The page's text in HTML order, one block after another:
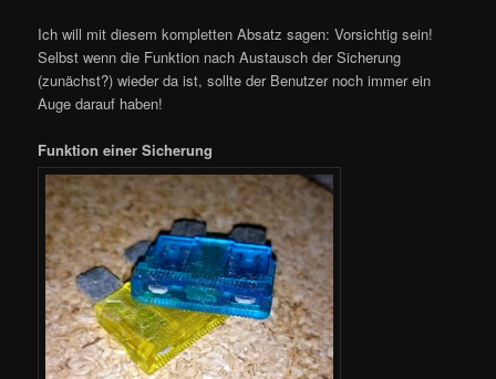
Ich will mit diesem kompletten Absatz sagen: Vorsichtig sein!
Selbst wenn die Funktion nach Austausch der Sicherung
(zunächst?) wieder da ist, sollte der Benutzer noch immer ein
Auge darauf haben!
Funktion einer Sicherung